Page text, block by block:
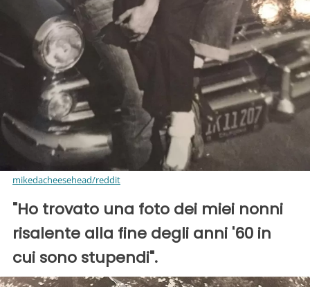
mikedacheesehead/reddit
"Ho trovato una foto dei miei nonni
risalente alla fine degli anni '60 in
cui sono stupendi".